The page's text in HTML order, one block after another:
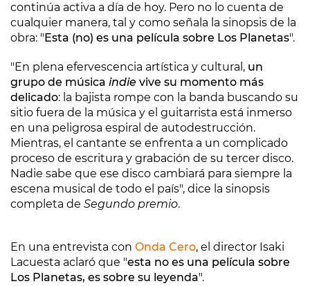
continúa activa a día de hoy. Pero no lo cuenta de
cualquier manera, tal y como señala la sinopsis de la
obra: "Esta (no) es una película sobre Los Planetas".
"En plena efervescencia artística y cultural, un
grupo de música indie vive su momento más
delicado: la bajista rompe con la banda buscando su
sitio fuera de la música y el guitarrista está inmerso
en una peligrosa espiral de autodestrucción.
Mientras, el cantante se enfrenta a un complicado
proceso de escritura y grabación de su tercer disco.
Nadie sabe que ese disco cambiará para siempre la
escena musical de todo el país", dice la sinopsis
completa de Segundo premio.
En una entrevista con Onda Cero, el director Isaki
Lacuesta aclaró que "esta no es una película sobre
Los Planetas, es sobre su leyenda".